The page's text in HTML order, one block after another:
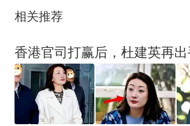
相关推荐